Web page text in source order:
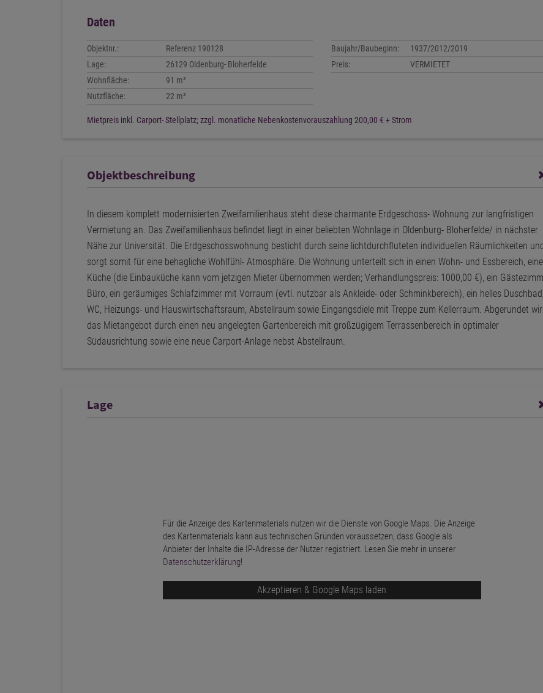
Daten
Objektnr.:
Referenz 190128
Lage:
26129 Oldenburg- Bloherfelde
Wohnfläche:
91 m²
Nutzfläche:
22 m²
Baujahr/Baubeginn:
1937/2012/2019
Preis:
VERMIETET
Mietpreis inkl. Carport- Stellplatz; zzgl. monatliche Nebenkostenvorauszahlung 200,00 € + Strom
Objektbeschreibung
In diesem komplett modernisierten Zweifamilienhaus steht diese charmante Erdgeschoss- Wohnung zur langfristigen
Vermietung an. Das Zweifamilienhaus befindet liegt in einer beliebten Wohnlage in Oldenburg- Bloherfelde/ in nächster
Nähe zur Universität. Die Erdgeschosswohnung besticht durch seine lichtdurchfluteten individuellen Räumlichkeiten
sorgt somit für eine behagliche Wohlfühl- Atmosphäre. Die Wohnung unterteilt sich in einen Wohn- und Essbereich, eine
Küche (die Einbauküche kann vom jetzigen Mieter übernommen werden; Verhandlungspreis: 1000,00 €), ein
Büro, ein geräumiges Schlafzimmer mit Vorraum (evtl. nutzbar als Ankleide- oder Schminkbereich), ein helles
WC, Heizungs- und Hauswirtschaftsraum, Abstellraum sowie Eingangsdiele mit Treppe zum Kellerraum. Abgerundet
das Mietangebot durch einen neu angelegten Gartenbereich mit großzügigem Terrassenbereich in optimaler
Südausrichtung sowie eine neue Carport-Anlage nebst Abstellraum.
Lage
Für die Anzeige des Kartenmaterials nutzen wir die Dienste von Google Maps. Die Anzeige
des Kartenmaterials kann aus technischen Gründen voraussetzen, dass Google als
Anbieter der Inhalte die IP-Adresse der Nutzer registriert. Lesen Sie mehr in unserer
Datenschutzerklärung!
Akzeptieren & Google Maps laden